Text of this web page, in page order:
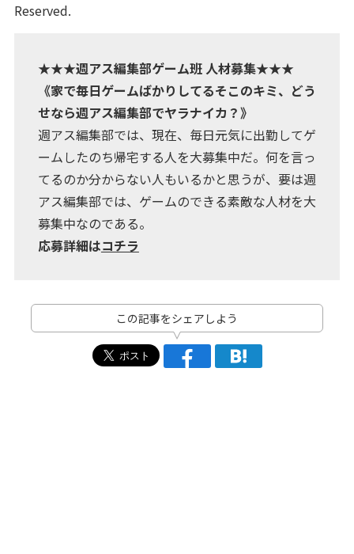
Reserved.
★★★週アス編集部ゲーム班 人材募集★★★
《家で毎日ゲームばかりしてるそこのキミ、どう
せなら週アス編集部でヤラナイカ？》
週アス編集部では、現在、毎日元気に出勤してゲ
ームしたのち帰宅する人を大募集中だ。何を言っ
てるのか分からない人もいるかと思うが、要は週
アス編集部では、ゲームのできる素敵な人材を大
募集中なのである。
応募詳細はコチラ
この記事をシェアしよう